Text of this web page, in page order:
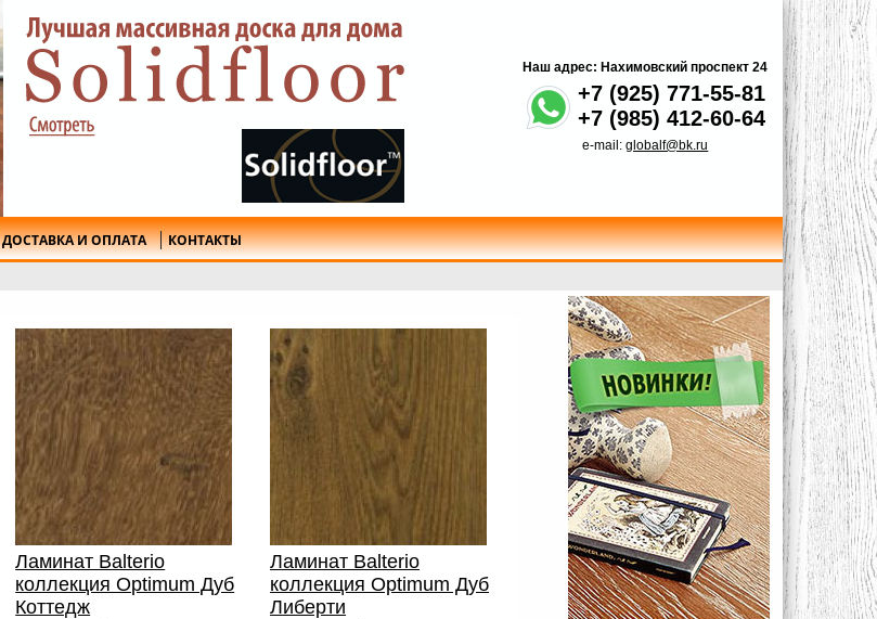
Наш адрес: Нахимовский проспект 24
+7 (925) 771-55-81
+7 (985) 412-60-64
e-mail:globalf@bk.ru
ДОСТАВКА И ОПЛАТА КОНТАКТЫ
Ламинат Balterio
коллекция Optimum Дуб
Коттедж
Ламинат Balterio
коллекция Optimum Дуб
Либерти